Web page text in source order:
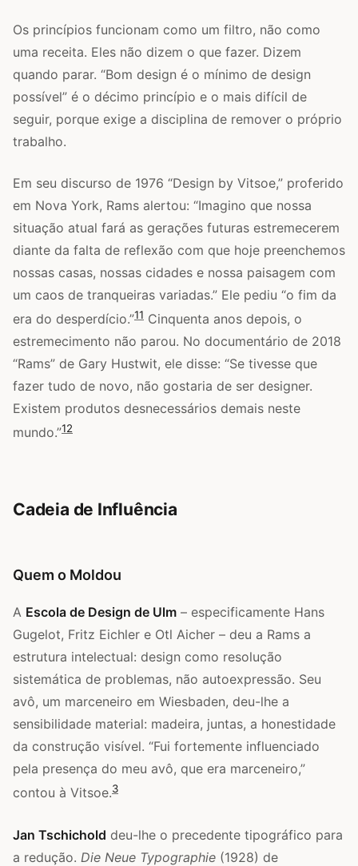
Os princípios funcionam como um filtro, não como
uma receita. Eles não dizem o que fazer. Dizem
quando parar. “Bom design é o mínimo de design
possível” é o décimo princípio e o mais difícil de
seguir, porque exige a disciplina de remover o próprio
trabalho.
Em seu discurso de 1976 “Design by Vitsoe,” proferido
em Nova York, Rams alertou: “Imagino que nossa
situação atual fará as gerações futuras estremecerem
diante da falta de reflexão com que hoje preenchemos
nossas casas, nossas cidades e nossa paisagem com
um caos de tranqueiras variadas.” Ele pediu “o fim da
era do desperdício.”11 Cinquenta anos depois, o
estremecimento não parou. No documentário de 2018
“Rams” de Gary Hustwit, ele disse: “Se tivesse que
fazer tudo de novo, não gostaria de ser designer.
Existem produtos desnecessários demais neste
mundo.”12
Cadeia de Influência
Quem o Moldou
A Escola de Design de Ulm – especificamente Hans
Gugelot, Fritz Eichler e Otl Aicher – deu a Rams a
estrutura intelectual: design como resolução
sistemática de problemas, não autoexpressão. Seu
avô, um marceneiro em Wiesbaden, deu-lhe a
sensibilidade material: madeira, juntas, a honestidade
da construção visível. “Fui fortemente influenciado
pela presença do meu avô, que era marceneiro,”
contou à Vitsoe.3
Jan Tschichold deu-lhe o precedente tipográfico para
a redução. Die Neue Typographie (1928) de